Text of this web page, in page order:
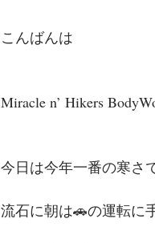
こんばんは
Miracle n’ Hikers
今日は今年一番の寒さ
流石に朝は🚗の運転に